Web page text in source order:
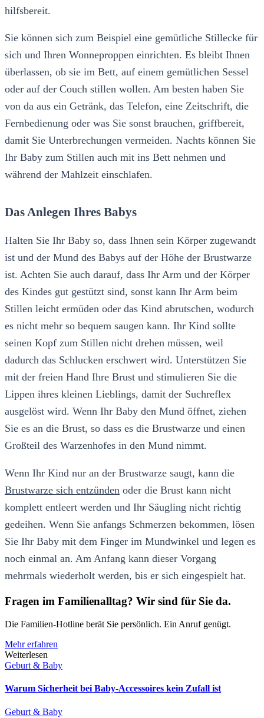
hilfsbereit.
Sie können sich zum Beispiel eine gemütliche Stillecke für
sich und Ihren Wonneproppen einrichten. Es bleibt Ihnen
überlassen, ob sie im Bett, auf einem gemütlichen Sessel
oder auf der Couch stillen wollen. Am besten haben Sie
von da aus ein Getränk, das Telefon, eine Zeitschrift, die
Fernbedienung oder was Sie sonst brauchen, griffbereit,
damit Sie Unterbrechungen vermeiden. Nachts können Sie
Ihr Baby zum Stillen auch mit ins Bett nehmen und
während der Mahlzeit einschlafen.
Das Anlegen Ihres Babys
Halten Sie Ihr Baby so, dass Ihnen sein Körper zugewandt
ist und der Mund des Babys auf der Höhe der Brustwarze
ist. Achten Sie auch darauf, dass Ihr Arm und der Körper
des Kindes gut gestützt sind, sonst kann Ihr Arm beim
Stillen leicht ermüden oder das Kind abrutschen, wodurch
es nicht mehr so bequem saugen kann. Ihr Kind sollte
seinen Kopf zum Stillen nicht drehen müssen, weil
dadurch das Schlucken erschwert wird. Unterstützen Sie
mit der freien Hand Ihre Brust und stimulieren Sie die
Lippen ihres kleinen Lieblings, damit der Suchreflex
ausgelöst wird. Wenn Ihr Baby den Mund öffnet, ziehen
Sie es an die Brust, so dass es die Brustwarze und einen
Großteil des Warzenhofes in den Mund nimmt.
Wenn Ihr Kind nur an der Brustwarze saugt, kann die
Brustwarze sich entzünden oder die Brust kann nicht
komplett entleert werden und Ihr Säugling nicht richtig
gedeihen. Wenn Sie anfangs Schmerzen bekommen, lösen
Sie Ihr Baby mit dem Finger im Mundwinkel und legen es
noch einmal an. Am Anfang kann dieser Vorgang
mehrmals wiederholt werden, bis er sich eingespielt hat.
Fragen im Familienalltag? Wir sind für Sie da.
Die Familien-Hotline berät Sie persönlich. Ein Anruf genügt.
Mehr erfahren
Weiterlesen
Geburt & Baby
Warum Sicherheit bei Baby-Accessoires kein Zufall ist
Geburt & Baby